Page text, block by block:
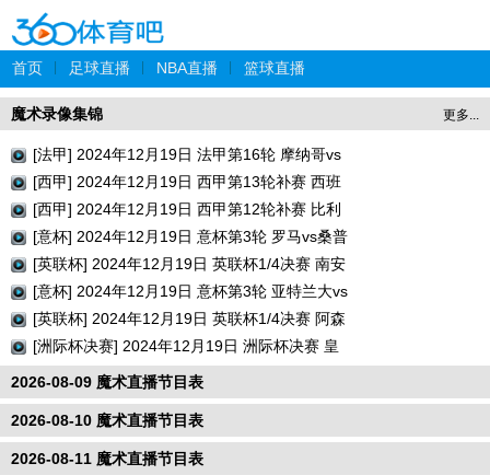
首页 足球直播 NBA直播 篮球直播
更多...
魔术录像集锦
[法甲] 2024年12月19日 法甲第16轮 摩纳哥vs
巴黎圣日耳曼 全场录像回放
[西甲] 2024年12月19日 西甲第13轮补赛 西班
牙人vs瓦伦西亚 全场录像回放
[西甲] 2024年12月19日 西甲第12轮补赛 比利
亚雷亚尔vs巴列卡诺 全场录像回放
[意杯] 2024年12月19日 意杯第3轮 罗马vs桑普
多利亚 全场录像回放
[英联杯] 2024年12月19日 英联杯1/4决赛 南安
普顿vs利物浦 全场录像回放
[意杯] 2024年12月19日 意杯第3轮 亚特兰大vs
切塞纳 全场录像回放
[英联杯] 2024年12月19日 英联杯1/4决赛 阿森
纳vs水晶宫 全场录像回放
[洲际杯决赛] 2024年12月19日 洲际杯决赛 皇
家马德里vs帕丘卡 全场录像回放
2026-08-09 魔术直播节目表
2026-08-10 魔术直播节目表
2026-08-11 魔术直播节目表